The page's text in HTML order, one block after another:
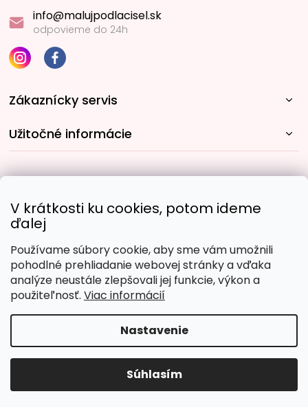
V krátkosti ku cookies, potom ideme
ďalej
Používame súbory cookie, aby sme vám umožnili
pohodlné prehliadanie webovej stránky a vďaka
analýze neustále zlepšovali jej funkcie, výkon a
použiteľnosť. Viac informácií
Nastavenie
Súhlasím
info@malujpodlacisel.sk
odpovieme do 24h
Zákaznícky servis
Užitočné informácie
Obľúbené spôsoby platby:
Copyright 2026Malujpodlacisel.sk. Všetky práva
vyhradené.Upraviť nastavenie cookies